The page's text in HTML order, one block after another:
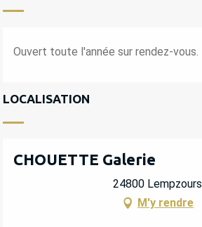
Ouvert toute l'année sur rendez-vous.
LOCALISATION
CHOUETTE Galerie
24800 Lempzours
M'y rendre